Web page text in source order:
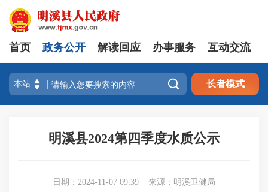
首页 政务公开 解读回应 办事服务 互动交流
 长者模式
明溪县2024第四季度水质公示
日期：2024-11-07 09:39 来源：明溪卫健局